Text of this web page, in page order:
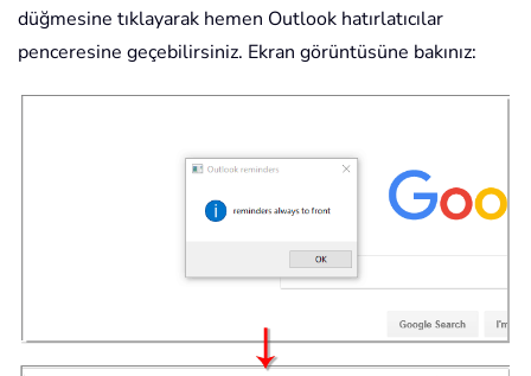
düğmesine tıklayarak hemen Outlook hatırlatıcılar
penceresine geçebilirsiniz. Ekran görüntüsüne bakınız: